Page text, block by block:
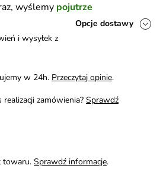
wyślemy pojutrze
Opcje dostawy
i wysyłek z
w 24h. Przeczytaj opinie.
zamówienia? Sprawdź
towaru. Sprawdź informacje.